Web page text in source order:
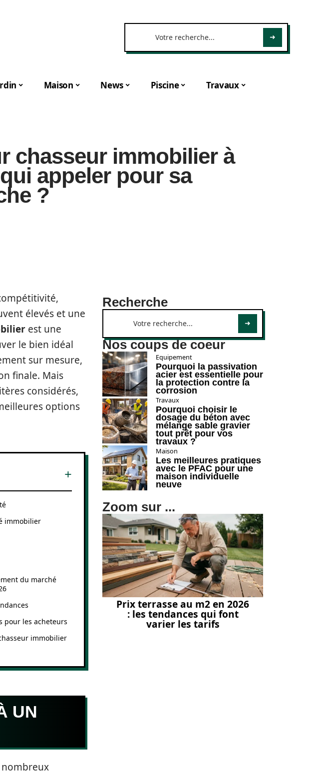
Maison News Piscine Travaux
chasseur immobilier à
appeler pour sa
?
élevés et une
est une
le bien idéal
sur mesure,
finale. Mais
considérés,
options
immobilier
du marché
pour les acheteurs
immobilier
UN
nombreux
Recherche
Nos coups de coeur
Equipement
Pourquoi la passivation
acier est essentielle pour
la protection contre la
corrosion
Travaux
Pourquoi choisir le
dosage du béton avec
mélange sable gravier
tout prêt pour vos
travaux ?
Maison
Les meilleures pratiques
avec le PFAC pour une
maison individuelle
neuve
Zoom sur ...
Prix terrasse au m2 en 2026
: les tendances qui font
varier les tarifs